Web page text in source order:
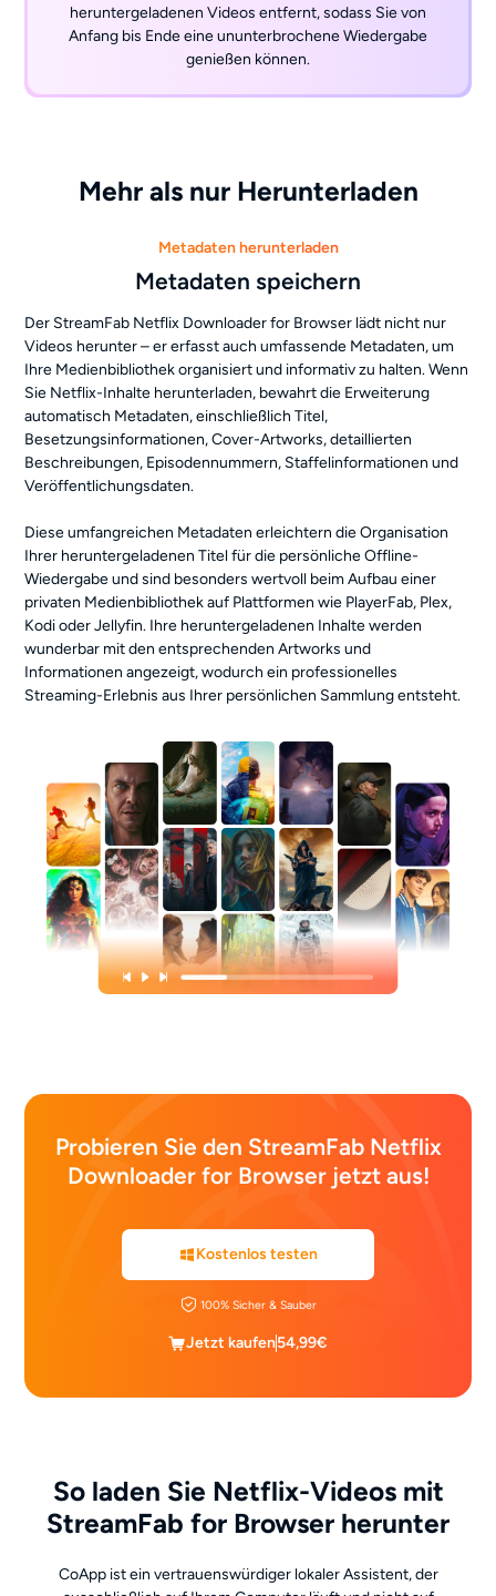
heruntergeladenen Videos entfernt, sodass Sie von
Anfang bis Ende eine ununterbrochene Wiedergabe
genießen können.
Mehr als nur Herunterladen
Metadaten herunterladen
Metadaten speichern
Der StreamFab Netflix Downloader for Browser lädt nicht nur
Videos herunter – er erfasst auch umfassende Metadaten, um
Ihre Medienbibliothek organisiert und informativ zu halten. Wenn
Sie Netflix-Inhalte herunterladen, bewahrt die Erweiterung
automatisch Metadaten, einschließlich Titel,
Besetzungsinformationen, Cover-Artworks, detaillierten
Beschreibungen, Episodennummern, Staffelinformationen und
Veröffentlichungsdaten.
Diese umfangreichen Metadaten erleichtern die Organisation
Ihrer heruntergeladenen Titel für die persönliche Offline-
Wiedergabe und sind besonders wertvoll beim Aufbau einer
privaten Medienbibliothek auf Plattformen wie PlayerFab, Plex,
Kodi oder Jellyfin. Ihre heruntergeladenen Inhalte werden
wunderbar mit den entsprechenden Artworks und
Informationen angezeigt, wodurch ein professionelles
Streaming-Erlebnis aus Ihrer persönlichen Sammlung entsteht.
Probieren Sie den StreamFab Netflix
Downloader for Browser jetzt aus!
Kostenlos testen
100% Sicher & Sauber
Jetzt kaufen54,99€
So laden Sie Netflix-Videos mit
StreamFab for Browser herunter
CoApp ist ein vertrauenswürdiger lokaler Assistent, der